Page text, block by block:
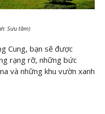
Sưu tầm)
Cung, bạn sẽ được
rạng rỡ, những bức
và những khu vườn xanh